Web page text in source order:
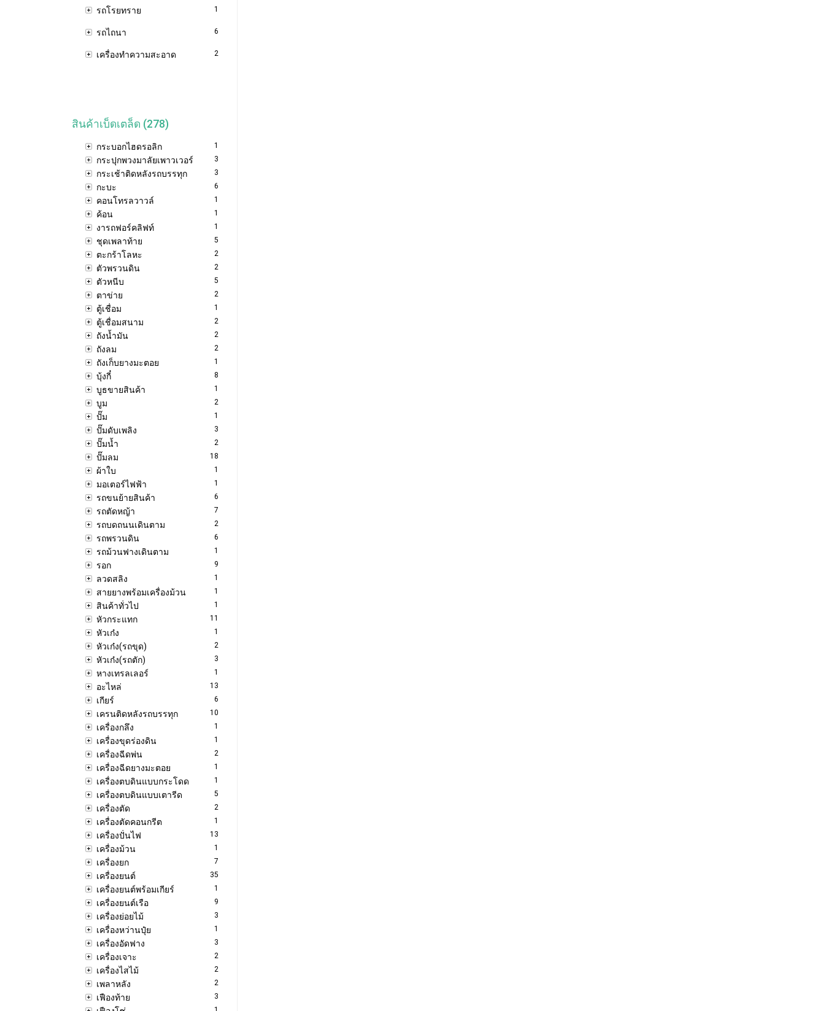
รถโรยทราย 1
รถไถนา 6
เครื่องทำความสะอาด 2
สินค้าเบ็ดเตล็ด (278)
กระบอกไฮดรอลิก 1
กระปุกพวงมาลัยเพาวเวอร์ 3
กระเช้าติดหลังรถบรรทุก 3
กะบะ 6
คอนโทรลวาวล์ 1
ค้อน 1
งารถฟอร์คลิฟท์ 1
ชุดเพลาท้าย 5
ตะกร้าโลหะ 2
ตัวพรวนดิน 2
ตัวหนีบ 5
ตาข่าย 2
ตู้เชื่อม 1
ตู้เชื่อมสนาม 2
ถังน้ำมัน 2
ถังลม 2
ถังเก็บยางมะตอย 1
บุ้งกี๋ 8
บูธขายสินค้า 1
บูม 2
ปั๊ม 1
ปั๊มดับเพลิง 3
ปั๊มน้ำ 2
ปั๊มลม 18
ผ้าใบ 1
มอเตอร์ไฟฟ้า 1
รถขนย้ายสินค้า 6
รถตัดหญ้า 7
รถบดถนนเดินตาม 2
รถพรวนดิน 6
รถม้วนฟางเดินตาม 1
รอก 9
ลวดสลิง 1
สายยางพร้อมเครื่องม้วน 1
สินค้าทั่วไป 1
หัวกระแทก 11
หัวเก๋ง 1
หัวเก๋ง(รถขุด) 2
หัวเก๋ง(รถตัก) 3
หางเทรลเลอร์ 1
อะไหล่ 13
เกียร์ 6
เครนติดหลังรถบรรทุก 10
เครื่องกลึง 1
เครื่องขุดร่องดิน 1
เครื่องฉีดพ่น 2
เครื่องฉีดยางมะตอย 1
เครื่องตบดินแบบกระโดด 1
เครื่องตบดินแบบเตารีด 5
เครื่องตัด 2
เครื่องตัดคอนกรีต 1
เครื่องปั่นไฟ 13
เครื่องม้วน 1
เครื่องยก 7
เครื่องยนต์ 35
เครื่องยนต์พร้อมเกียร์ 1
เครื่องยนต์เรือ 9
เครื่องย่อยไม้ 3
เครื่องหว่านปุ๋ย 1
เครื่องอัดฟาง 3
เครื่องเจาะ 2
เครื่องไสไม้ 2
เพลาหลัง 2
เฟืองท้าย 3